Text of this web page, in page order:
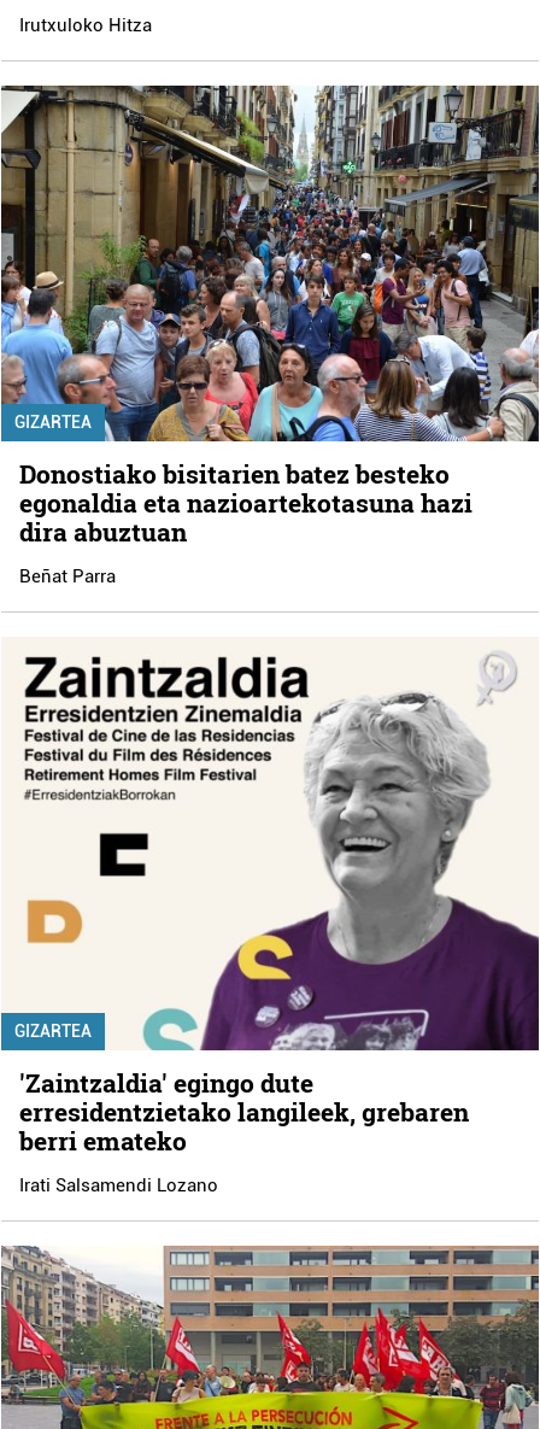
Irutxuloko Hitza
GIZARTEA
Donostiako bisitarien batez besteko
egonaldia eta nazioartekotasuna hazi
dira abuztuan
Beñat Parra
GIZARTEA
'Zaintzaldia' egingo dute
erresidentzietako langileek, grebaren
berri emateko
Irati Salsamendi Lozano